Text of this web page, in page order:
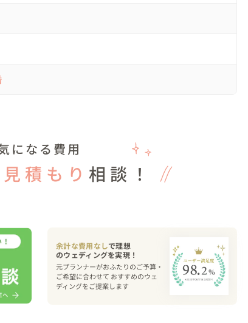
した✨️🎨
グルト、ヤクルト）から、沖縄県民に愛されるソウル
す🥤
リン、オリオンビール）から、沖縄のビール「オリオ
お勤めの方にご参加いただきました。
でしたね😲
額のワインから、一番高いワインを当てていただきま
になる費用
見積もり 相談！
余計な費用なしで理想
元プランナーがおふたりのご予算・
ご希望に合わせて おすすめのウェ
ディングをご提案します